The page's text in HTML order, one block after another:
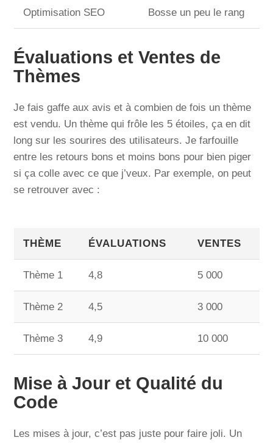
Optimisation SEO Bosse un peu le rang
Évaluations et Ventes de
Thèmes
Je fais gaffe aux avis et à combien de fois un thème
est vendu. Un thème qui frôle les 5 étoiles, ça en dit
long sur les sourires des utilisateurs. Je farfouille
entre les retours bons et moins bons pour bien piger
si ça colle avec ce que j’veux. Par exemple, on peut
se retrouver avec :
THÈME ÉVALUATIONS VENTES
Thème 1 4,8 5 000
Thème 2 4,5 3 000
Thème 3 4,9 10 000
Mise à Jour et Qualité du
Code
Les mises à jour, c’est pas juste pour faire joli. Un